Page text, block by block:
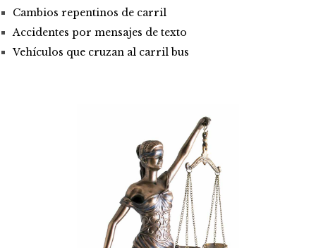
Cambios repentinos de carril
Accidentes por mensajes de texto
Vehículos que cruzan al carril bus